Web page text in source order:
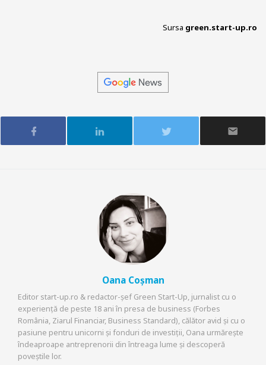
Sursa green.start-up.ro
Oana Coșman
Editor start-up.ro & redactor-șef Green Start-Up, jurnalist cu o
experiență de peste 18 ani în presa de business (Forbes
România, Ziarul Financiar, Business Standard), călător avid și cu o
pasiune pentru unicorni și fonduri de investiții, Oana urmărește
îndeaproape antreprenorii din întreaga lume și descoperă
poveștile lor.